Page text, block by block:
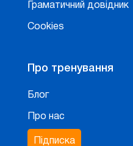
Граматичний довідник
Cookies
Про тренування
Блог
Про нас
Підписка